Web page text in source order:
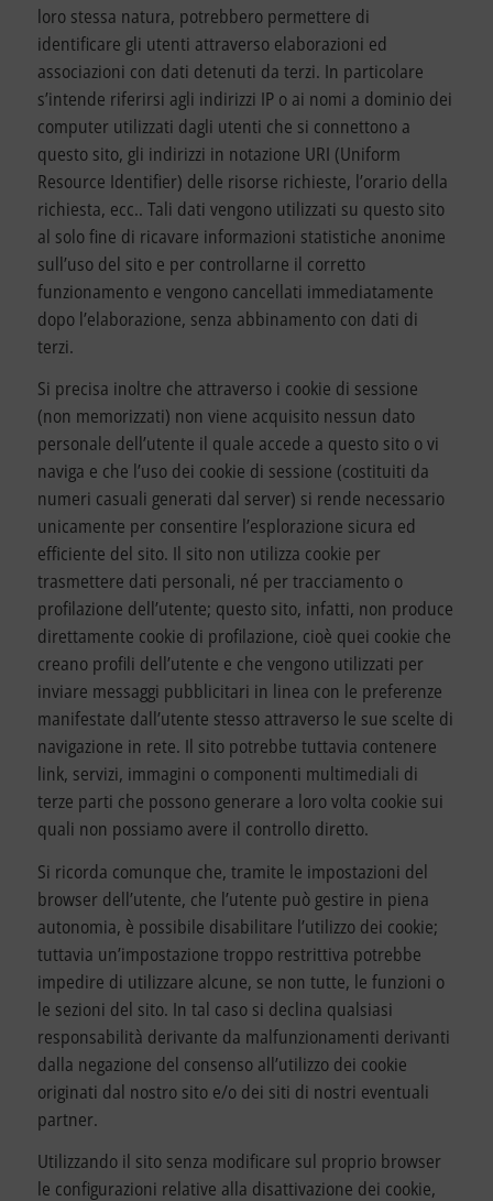
loro stessa natura, potrebbero permettere di
identificare gli utenti attraverso elaborazioni ed
associazioni con dati detenuti da terzi. In particolare
s’intende riferirsi agli indirizzi IP o ai nomi a dominio dei
computer utilizzati dagli utenti che si connettono a
questo sito, gli indirizzi in notazione URI (Uniform
Resource Identifier) delle risorse richieste, l’orario della
richiesta, ecc.. Tali dati vengono utilizzati su questo sito
al solo fine di ricavare informazioni statistiche anonime
sull’uso del sito e per controllarne il corretto
funzionamento e vengono cancellati immediatamente
dopo l’elaborazione, senza abbinamento con dati di
terzi.
Si precisa inoltre che attraverso i cookie di sessione
(non memorizzati) non viene acquisito nessun dato
personale dell’utente il quale accede a questo sito o vi
naviga e che l’uso dei cookie di sessione (costituiti da
numeri casuali generati dal server) si rende necessario
unicamente per consentire l’esplorazione sicura ed
efficiente del sito. Il sito non utilizza cookie per
trasmettere dati personali, né per tracciamento o
profilazione dell’utente; questo sito, infatti, non produce
direttamente cookie di profilazione, cioè quei cookie che
creano profili dell’utente e che vengono utilizzati per
inviare messaggi pubblicitari in linea con le preferenze
manifestate dall’utente stesso attraverso le sue scelte di
navigazione in rete. Il sito potrebbe tuttavia contenere
link, servizi, immagini o componenti multimediali di
terze parti che possono generare a loro volta cookie sui
quali non possiamo avere il controllo diretto.
Si ricorda comunque che, tramite le impostazioni del
browser dell’utente, che l’utente può gestire in piena
autonomia, è possibile disabilitare l’utilizzo dei cookie;
tuttavia un’impostazione troppo restrittiva potrebbe
impedire di utilizzare alcune, se non tutte, le funzioni o
le sezioni del sito. In tal caso si declina qualsiasi
responsabilità derivante da malfunzionamenti derivanti
dalla negazione del consenso all’utilizzo dei cookie
originati dal nostro sito e/o dei siti di nostri eventuali
partner.
Utilizzando il sito senza modificare sul proprio browser
le configurazioni relative alla disattivazione dei cookie,